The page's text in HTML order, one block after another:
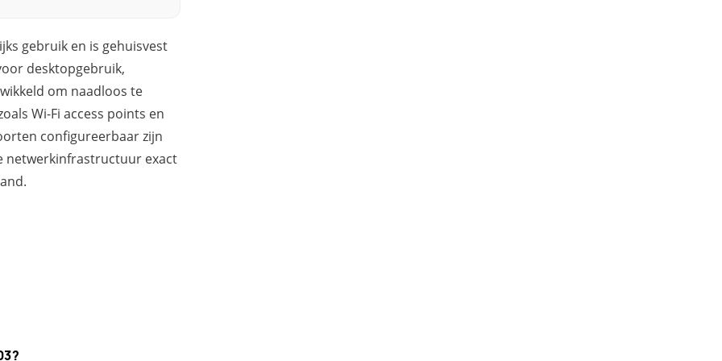
gebruik en is gehuisvest
desktopgebruik,
om naadloos te
Wi-Fi access points en
configureerbaar zijn
netwerkinfrastructuur exact